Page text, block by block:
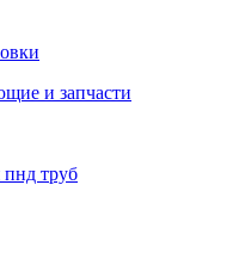
и запчасти
труб